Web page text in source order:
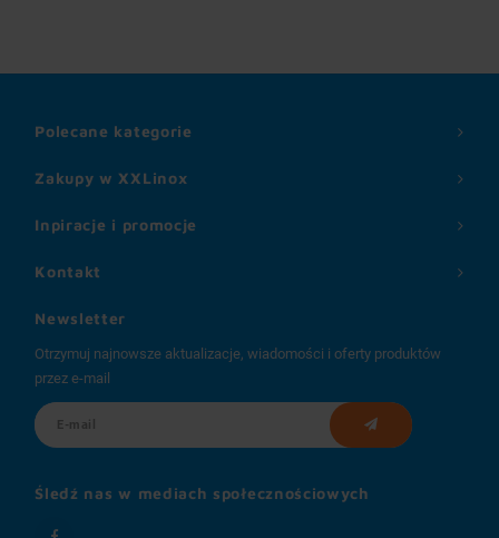
Zakupy w XXLinox
Inpiracje i promocje
Polecane kategorie
Kontakt
Newsletter
Otrzymuj najnowsze aktualizacje, wiadomości i oferty produktów
przez e-mail
Śledź nas w mediach społecznościowych